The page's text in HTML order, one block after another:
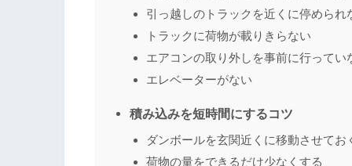
引っ越しのトラックを近くに停められ
トラックに荷物が載りきらない
エアコンの取り外しを事前に行ってい
エレベーターがない
積み込みを短時間にするコツ
ダンボールを玄関近くに移動させてお
荷物の量をできるだけ少なくする